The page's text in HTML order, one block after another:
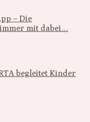
– Die
mit dabei…
begleitet Kinder